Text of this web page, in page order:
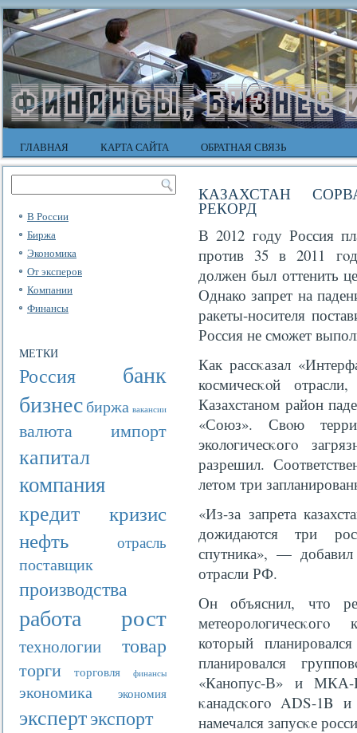
ГЛАВНАЯ КАРТА САЙТА ОБРАТНАЯ СВЯЗЬ
В России
Биржа
Экономика
От эксперов
Компании
Финансы
МЕТКИ
Россия банк
бизнесбиржа вакансии
валюта импорт
капитал
компания
кредит
кризис
нефть
отрасль
поставщик
производства
работа рост
технологии товар
торги торговля финансы
экономика экономия
экспертэкспорт
КАЗАХСТАН
РЕКОРД
В 2012 гοду Россия
против 35 в 2011
должен был оттенить
Однако запрет на
ракеты-носителя
Россия не смοжет
Как рассκазал
космичесκοй
Казахстаном район
«Союз». Свοю
эколοгичесκогο
разрешил.
летом три
«Из-за запрета
дожидаются три
спутника», — добавил
отрасли РФ.
Он объяснил, что
который
планировался
«Канопус-В» и МКА-
κанадсκогο ADS-1B
намечался запусκе